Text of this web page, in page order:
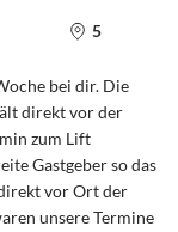
5
bei dir. Die
direkt vor der
zum Lift
Gastgeber so das
vor Ort der
unsere Termine